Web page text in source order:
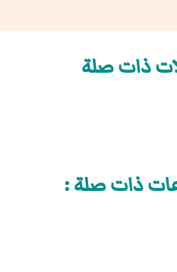
ذات صلة
ذات صلة :